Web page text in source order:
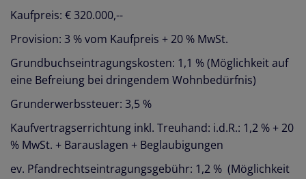
Kaufpreis: € 320.000,--
Provision: 3 % vom Kaufpreis + 20 % MwSt.
Grundbuchseintragungskosten: 1,1 % (Möglichkeit auf
eine Befreiung bei dringendem Wohnbedürfnis)
Grunderwerbssteuer: 3,5 %
Kaufvertragserrichtung inkl. Treuhand: i.d.R.: 1,2 % + 20
% MwSt. + Barauslagen + Beglaubigungen
ev. Pfandrechtseintragungsgebühr: 1,2 % (Möglichkeit